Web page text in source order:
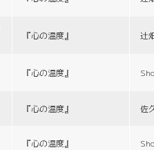
『心の温度』 辻
『心の温度』
『心の温度』 佐
『心の温度』